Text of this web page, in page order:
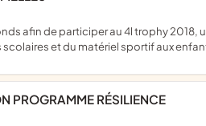
et du matériel sportif aux
PROGRAMME RÉSILIENCE